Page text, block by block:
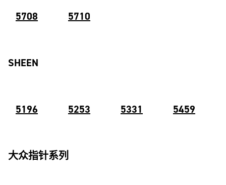
5708 5710
SHEEN
5196 5253 5331 5459
大众指针系列